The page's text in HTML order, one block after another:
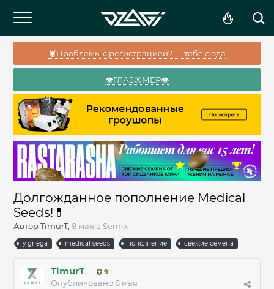
🦞Проблемы с регистрацией? — тебе сюда
👁️ГЛАЗ⦿МЕР👁️
Долгожданное пополнение Medical
Seeds!💊
АвторTimurT, 8 мая в Semix
y griega medical seeds пополнение свежие семена
TimurT 9
Опубликовано8 мая